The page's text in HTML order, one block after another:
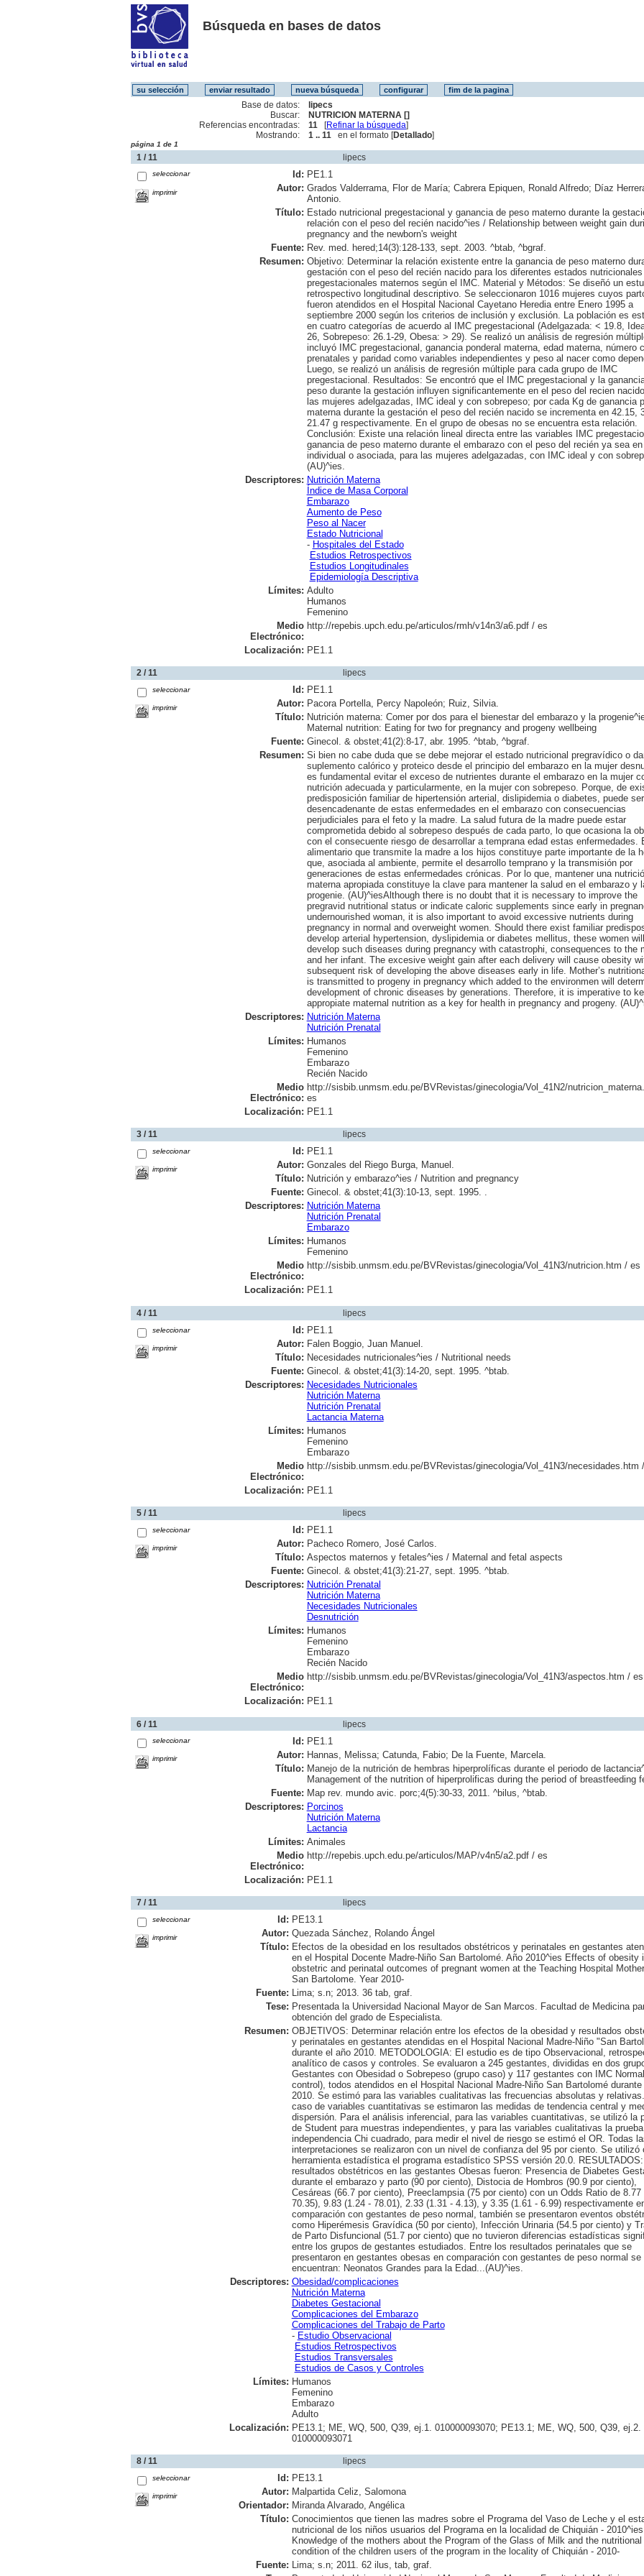
Búsqueda en bases de datos
Base de datos:
lipecs
Buscar:
NUTRICION MATERNA []
Referencias encontradas:
11 [Refinar la búsqueda]
Mostrando:
1 .. 11 en el formato [Detallado]
página 1 de 1
1 / 11 lipecs
seleccionar
imprimir
Id: PE1.1
Autor: Grados Valderrama, Flor de María; Cabrera Epiquen, Ronald Alfredo; Díaz
Antonio.
Título: Estado nutricional pregestacional y ganancia de peso materno durante la
relación con el peso del recién nacido^ies / Relationship between weight gain
pregnancy and the newborn's weight
Fuente: Rev. med. hered;14(3):128-133, sept. 2003. ^btab, ^bgraf.
Resumen: Objetivo: Determinar la relación existente entre la ganancia de peso materno
gestación con el peso del recién nacido para los diferentes estados nutricionales
pregestacionales maternos según el IMC. Material y Métodos: Se diseñó un
retrospectivo longitudinal descriptivo. Se seleccionaron 1016 mujeres cuyos
fueron atendidos en el Hospital Nacional Cayetano Heredia entre Enero 1995 a
septiembre 2000 según los criterios de inclusión y exclusión. La población es
en cuatro categorías de acuerdo al IMC pregestacional (Adelgazada: < 19.8,
26, Sobrepeso: 26.1-29, Obesa: > 29). Se realizó un análisis de regresión
incluyó IMC pregestacional, ganancia ponderal materna, edad materna, número
prenatales y paridad como variables independientes y peso al nacer como
Luego, se realizó un análisis de regresión múltiple para cada grupo de IMC
pregestacional. Resultados: Se encontró que el IMC pregestacional y la
peso durante la gestación influyen significantemente en el peso del recien
las mujeres adelgazadas, IMC ideal y con sobrepeso; por cada Kg de ganancia
materna durante la gestación el peso del recién nacido se incrementa en 42.15,
21.47 g respectivamente. En el grupo de obesas no se encuentra esta relación.
Conclusión: Existe una relación lineal directa entre las variables IMC
ganancia de peso materno durante el embarazo con el peso del recién ya sea
individual o asociada, para las mujeres adelgazadas, con IMC ideal y con
(AU)^ies.
Descriptores: Nutrición Materna
Índice de Masa Corporal
Embarazo
Aumento de Peso
Peso al Nacer
Estado Nutricional
- Hospitales del Estado
Estudios Retrospectivos
Estudios Longitudinales
Epidemiología Descriptiva
Límites: Adulto
Humanos
Femenino
Medio
Electrónico:
http://repebis.upch.edu.pe/articulos/rmh/v14n3/a6.pdf / es
Localización: PE1.1
2 / 11 lipecs
seleccionar
imprimir
Id: PE1.1
Autor: Pacora Portella, Percy Napoleón; Ruiz, Silvia.
Título: Nutrición materna: Comer por dos para el bienestar del embarazo y la
Maternal nutrition: Eating for two for pregnancy and progeny wellbeing
Fuente: Ginecol. & obstet;41(2):8-17, abr. 1995. ^btab, ^bgraf.
Resumen: Si bien no cabe duda que se debe mejorar el estado nutricional pregravídico o
suplemento calórico y proteico desde el principio del embarazo en la mujer
es fundamental evitar el exceso de nutrientes durante el embarazo en la mujer
nutrición adecuada y particularmente, en la mujer con sobrepeso. Porque, de
predisposición familiar de hipertensión arterial, dislipidemia o diabetes, puede
desencadenante de estas enfermedades en el embarazo con consecuencias
perjudiciales para el feto y la madre. La salud futura de la madre puede estar
comprometida debido al sobrepeso después de cada parto, lo que ocasiona la
con el consecuente riesgo de desarrollar a temprana edad estas enfermedades.
alimentario que transmite la madre a los hijos constituye parte importante de la
que, asociada al ambiente, permite el desarrollo temprano y la transmisión por
generaciones de estas enfermedades crónicas. Por lo que, mantener una
materna apropiada constituye la clave para mantener la salud en el embarazo y
progenie. (AU)^iesAlthough there is no doubt that it is necessary to improve the
pregravid nutritional status or indicate caloric supplements since early in
undernourished woman, it is also important to avoid excessive nutrients during
pregnancy in normal and overweight women. Should there exist familiar
develop arterial hypertension, dyslipidemia or diabetes mellitus, these women will
develop such diseases during pregnancy with catastrophi, consequences to the
and her infant. The excesive weight gain after each delivery will cause obesity
subsequent risk of developing the above diseases early in life. Mother’s
is transmitted to progeny in pregnancy which added to the environmen will
development of chronic diseases by generations. Therefore, it is imperative to
appropiate maternal nutrition as a key for health in pregnancy and progeny.
Descriptores: Nutrición Materna
Nutrición Prenatal
Límites: Humanos
Femenino
Embarazo
Recién Nacido
Medio
Electrónico:
http://sisbib.unmsm.edu.pe/BVRevistas/ginecologia/Vol_41N2/
es
Localización: PE1.1
3 / 11 lipecs
seleccionar
imprimir
Id: PE1.1
Autor: Gonzales del Riego Burga, Manuel.
Título: Nutrición y embarazo^ies / Nutrition and pregnancy
Fuente: Ginecol. & obstet;41(3):10-13, sept. 1995. .
Descriptores: Nutrición Materna
Nutrición Prenatal
Embarazo
Límites: Humanos
Femenino
Medio
Electrónico:
http://sisbib.unmsm.edu.pe/BVRevistas/ginecologia/Vol_41N3/nutricion.htm / es
Localización: PE1.1
4 / 11 lipecs
seleccionar
imprimir
Id: PE1.1
Autor: Falen Boggio, Juan Manuel.
Título: Necesidades nutricionales^ies / Nutritional needs
Fuente: Ginecol. & obstet;41(3):14-20, sept. 1995. ^btab.
Descriptores: Necesidades Nutricionales
Nutrición Materna
Nutrición Prenatal
Lactancia Materna
Límites: Humanos
Femenino
Embarazo
Medio
Electrónico:
http://sisbib.unmsm.edu.pe/BVRevistas/ginecologia/Vol_41N3/necesidades.htm
Localización: PE1.1
5 / 11 lipecs
seleccionar
imprimir
Id: PE1.1
Autor: Pacheco Romero, José Carlos.
Título: Aspectos maternos y fetales^ies / Maternal and fetal aspects
Fuente: Ginecol. & obstet;41(3):21-27, sept. 1995. ^btab.
Descriptores: Nutrición Prenatal
Nutrición Materna
Necesidades Nutricionales
Desnutrición
Límites: Humanos
Femenino
Embarazo
Recién Nacido
Medio
Electrónico:
http://sisbib.unmsm.edu.pe/BVRevistas/ginecologia/Vol_41N3/aspectos.htm / es
Localización: PE1.1
6 / 11 lipecs
seleccionar
imprimir
Id: PE1.1
Autor: Hannas, Melissa; Catunda, Fabio; De la Fuente, Marcela.
Título: Manejo de la nutrición de hembras hiperprolíficas durante el periodo de
Management of the nutrition of hiperprolificas during the period of breastfeeding
Fuente: Map rev. mundo avic. porc;4(5):30-33, 2011. ^bilus, ^btab.
Descriptores: Porcinos
Nutrición Materna
Lactancia
Límites: Animales
Medio
Electrónico:
http://repebis.upch.edu.pe/articulos/MAP/v4n5/a2.pdf / es
Localización: PE1.1
7 / 11 lipecs
seleccionar
imprimir
Id: PE13.1
Autor: Quezada Sánchez, Rolando Ángel
Título: Efectos de la obesidad en los resultados obstétricos y perinatales en gestantes
en el Hospital Docente Madre-Niño San Bartolomé. Año 2010^ies Effects of obesity
obstetric and perinatal outcomes of pregnant women at the Teaching Hospital
San Bartolome. Year 2010-
Fuente:
Lima; s.n; 2013. 36 tab, graf.
Tese: Presentada la Universidad Nacional Mayor de San Marcos. Facultad de Medicina
obtención del grado de Especialista.
Resumen: OBJETIVOS: Determinar relación entre los efectos de la obesidad y resultados
y perinatales en gestantes atendidas en el Hospital Nacional Madre-Niño "San
durante el año 2010. METODOLOGIA: El estudio es de tipo Observacional,
analítico de casos y controles. Se evaluaron a 245 gestantes, divididas en dos
Gestantes con Obesidad o Sobrepeso (grupo caso) y 117 gestantes con IMC
control), todos atendidos en el Hospital Nacional Madre-Niño San Bartolomé durante
2010. Se estimó para las variables cualitativas las frecuencias absolutas y
caso de variables cuantitativas se estimaron las medidas de tendencia central y
dispersión. Para el análisis inferencial, para las variables cuantitativas, se utilizó la
de Student para muestras independientes, y para las variables cualitativas la
independencia Chi cuadrado, para medir el nivel de riesgo se estimó el OR. Todas
interpretaciones se realizaron con un nivel de confianza del 95 por ciento. Se utilizó
herramienta estadística el programa estadístico SPSS versión 20.0.
resultados obstétricos en las gestantes Obesas fueron: Presencia de Diabetes
durante el embarazo y parto (90 por ciento), Distocia de Hombros (90.9 por ciento),
Cesáreas (66.7 por ciento), Preeclampsia (75 por ciento) con un Odds Ratio de 8.77
70.35), 9.83 (1.24 - 78.01), 2.33 (1.31 - 4.13), y 3.35 (1.61 - 6.99) respectivamente
comparación con gestantes de peso normal, también se presentaron eventos
como Hiperémesis Gravídica (50 por ciento), Infección Urinaria (54.5 por ciento) y
de Parto Disfuncional (51.7 por ciento) que no tuvieron diferencias estadísticas
entre los grupos de gestantes estudiados. Entre los resultados perinatales que se
presentaron en gestantes obesas en comparación con gestantes de peso normal se
encuentran: Neonatos Grandes para la Edad...(AU)^ies.
Descriptores: Obesidad/complicaciones
Nutrición Materna
Diabetes Gestacional
Complicaciones del Embarazo
Complicaciones del Trabajo de Parto
- Estudio Observacional
Estudios Retrospectivos
Estudios Transversales
Estudios de Casos y Controles
Límites: Humanos
Femenino
Embarazo
Adulto
Localización: PE13.1; ME, WQ, 500, Q39, ej.1. 010000093070; PE13.1; ME, WQ, 500, Q39, ej.2.
010000093071
8 / 11 lipecs
seleccionar
imprimir
Id: PE13.1
Autor: Malpartida Celiz, Salomona
Orientador: Miranda Alvarado, Angélica
Título: Conocimientos que tienen las madres sobre el Programa del Vaso de Leche y el
nutricional de los niños usuarios del Programa en la localidad de Chiquián - 2010^ies
Knowledge of the mothers about the Program of the Glass of Milk and the nutritional
condition of the children users of the program in the locality of Chiquián - 2010-
Fuente: Lima; s.n; 2011. 62 ilus, tab, graf.